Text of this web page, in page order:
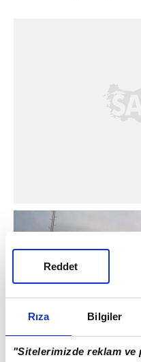
Rıza Bilgiler
"Sitelerimizde reklam ve
Reddet